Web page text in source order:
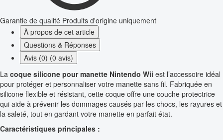
Garantie de qualité Produits d'origine uniquement
À propos de cet article
Questions & Réponses
Avis (0) (0 avis)
La coque silicone pour manette Nintendo Wii est l’accessoire idéal
pour protéger et personnaliser votre manette sans fil. Fabriquée en
silicone flexible et résistant, cette coque offre une couche protectrice
qui aide à prévenir les dommages causés par les chocs, les rayures et
la saleté, tout en gardant votre manette en parfait état.
Caractéristiques principales :